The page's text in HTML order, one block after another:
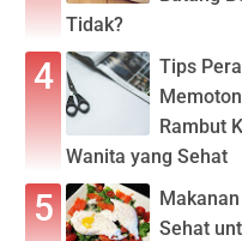
Tidak?
Tips
Rambut
Wanita yang Sehat
Sehat